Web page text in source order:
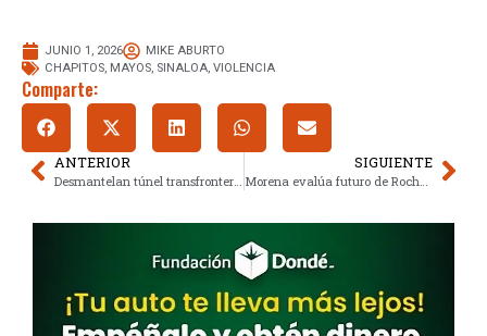
JUNIO 1, 2026
MIKE ABURTO
CHAPITOS, MAYOS, SINALOA, VIOLENCIA
Comparte:
ANTERIOR SIGUIENTE